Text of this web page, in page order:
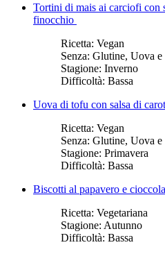
Tortini di mais ai carciofi con
finocchio
Ricetta: Vegan
Senza: Glutine, Uova
Stagione: Inverno
Difficoltà: Bassa
Uova di tofu con salsa di
Ricetta: Vegan
Senza: Glutine, Uova
Stagione: Primavera
Difficoltà: Bassa
Biscotti al papavero e
Ricetta: Vegetariana
Stagione: Autunno
Difficoltà: Bassa